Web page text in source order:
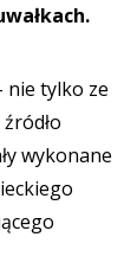
nie tylko ze
wykonane